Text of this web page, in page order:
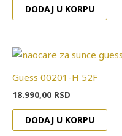
DODAJ U KORPU
Guess 00201-H 52F
18.990,00 RSD
DODAJ U KORPU